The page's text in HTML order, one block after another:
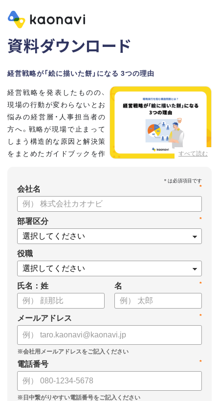
資料ダウンロード
経営戦略が「絵に描いた餅」になる 3つの理由
すべて読む
経営戦略を発表したものの、
現場の行動が変わらないとお
悩みの経営層・人事担当者の
方へ。戦略が現場で止まって
しまう構造的な原因と解決策
をまとめたガイドブックを作
本資料では、自律的に戦略を実行できる組織づくりのステップ
と、タレントマネジメントの視点から具体的なアプローチをお
届けします 。
【資料の内容】
・経営戦略が「絵に描いた餅」になる3つの理由
・人材の見える化や評価制度連動など、実務対応のポイント
・カオナビを活用した組織マネジメントの底上げ
*
会社名
*
部署区分
役職
氏名：姓 *
名
*
メールアドレス
*
電話番号